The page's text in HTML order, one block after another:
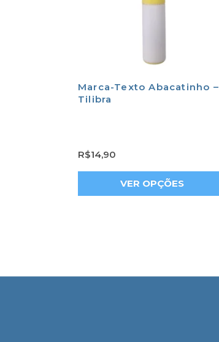
Marca-Texto Abacatinho –
Tilibra
R$14,90
VER OPÇÕES